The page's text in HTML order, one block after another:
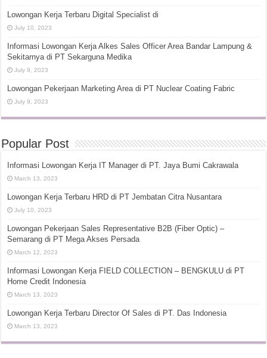
Lowongan Kerja Terbaru Digital Specialist di
July 10, 2023
Informasi Lowongan Kerja Alkes Sales Officer Area Bandar Lampung &
Sekitarnya di PT Sekarguna Medika
July 9, 2023
Lowongan Pekerjaan Marketing Area di PT Nuclear Coating Fabric
July 9, 2023
Popular Post
Informasi Lowongan Kerja IT Manager di PT. Jaya Bumi Cakrawala
March 13, 2023
Lowongan Kerja Terbaru HRD di PT Jembatan Citra Nusantara
July 10, 2023
Lowongan Pekerjaan Sales Representative B2B (Fiber Optic) –
Semarang di PT Mega Akses Persada
March 12, 2023
Informasi Lowongan Kerja FIELD COLLECTION – BENGKULU di PT
Home Credit Indonesia
March 13, 2023
Lowongan Kerja Terbaru Director Of Sales di PT. Das Indonesia
March 13, 2023